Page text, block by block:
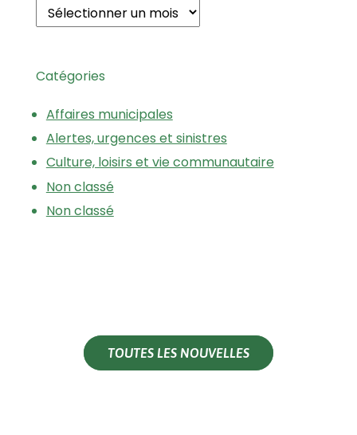
Catégories
Affaires municipales
Alertes, urgences et sinistres
Culture, loisirs et vie communautaire
Non classé
Non classé
TOUTES LES NOUVELLES